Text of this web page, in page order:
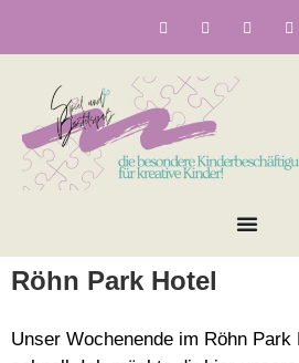
Röhn Park Hotel
Unser Wochenende im Röhn